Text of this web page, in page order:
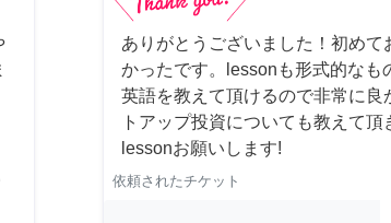
ありがとうございました！初め
かったです。lessonも形式的なも
英語を教えて頂けるので非常に
トアップ投資についても教えて
lessonお願いします!
依頼されたチケット